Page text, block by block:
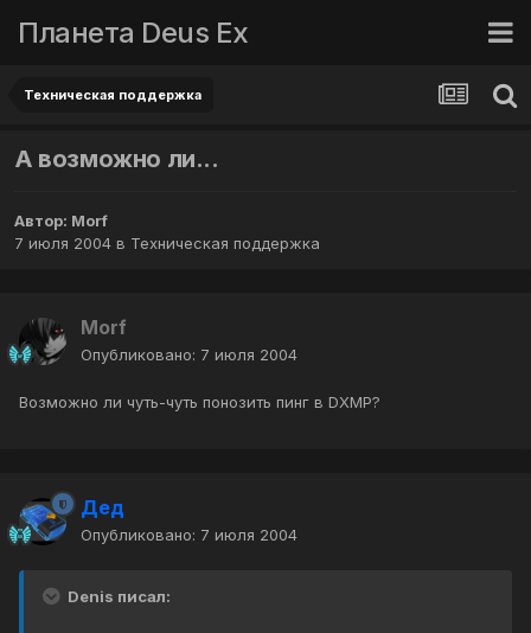
Планета Deus Ex
Техническая поддержка
А возможно ли...
Автор: Morf
7 июля 2004 в Техническая поддержка
Morf
Опубликовано: 7 июля 2004
Возможно ли чуть-чуть понозить пинг в DXMP?
Дед
Опубликовано: 7 июля 2004
Denis писал: